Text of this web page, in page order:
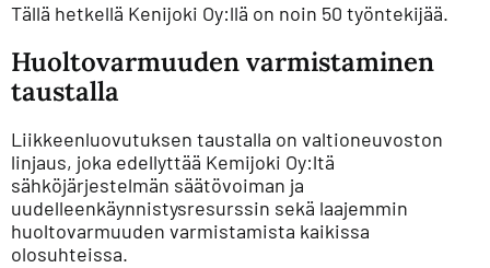
Tällä hetkellä Kenijoki Oy:llä on noin 50 työntekijää.
Huoltovarmuuden varmistaminen
taustalla
Liikkeenluovutuksen taustalla on valtioneuvoston
linjaus, joka edellyttää Kemijoki Oy:ltä
sähköjärjestelmän säätövoiman ja
uudelleenkäynnistysresurssin sekä laajemmin
huoltovarmuuden varmistamista kaikissa
olosuhteissa.